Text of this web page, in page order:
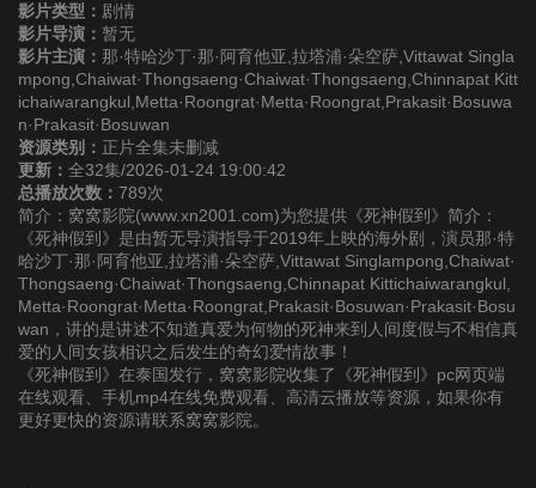
第16集 第17集
第19集 第20集 第21集
第22集 第23集
第25集 第26集 第27集
第28集 第29集 第30集
第31集 第32集
影片类型： 剧情
影片导演： 暂无
影片主演： 那·特哈沙丁·那·阿育他亚,拉塔浦·朵空萨,Vittawat Singla
mpong,Chaiwat·Thongsaeng·Chaiwat·Thongsaeng,Chinnapat Kitt
ichaiwarangkul,Metta·Roongrat·Metta·Roongrat,Prakasit·Bosuwa
n·Prakasit·Bosuwan
资源类别： 正片全集未删减
更新： 全32集/2026-01-24 19:00:42
总播放次数： 789次
简介：窝窝影院(www.xn2001.com)为您提供《死神假到》简介：
《死神假到》是由暂无导演指导于2019年上映的海外剧，演员那·特
哈沙丁·那·阿育他亚,拉塔浦·朵空萨,Vittawat Singlampong,Chaiwat·
Thongsaeng·Chaiwat·Thongsaeng,Chinnapat Kittichaiwarangkul,
Metta·Roongrat·Metta·Roongrat,Prakasit·Bosuwan·Prakasit·Bosu
wan，讲的是讲述不知道真爱为何物的死神来到人间度假与不相信真
爱的人间女孩相识之后发生的奇幻爱情故事！
《死神假到》在泰国发行，窝窝影院收集了《死神假到》pc网页端
在线观看、手机mp4在线免费观看、高清云播放等资源，如果你有
更好更快的资源请联系窝窝影院。